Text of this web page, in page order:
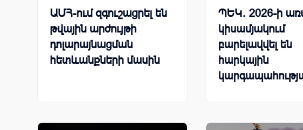
ԱՄՀ-ում զգուշացրել են
թվային արժույթի
դոլարայնացման
հետևանքների մասին
ՊԵԿ․ 2026-ի
կիսամյակում
բարելավվել են
հարկային